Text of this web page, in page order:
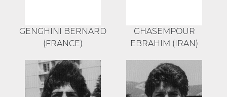
GENGHINI BERNARD
(FRANCE)
GHASEMPOUR
EBRAHIM (IRAN)